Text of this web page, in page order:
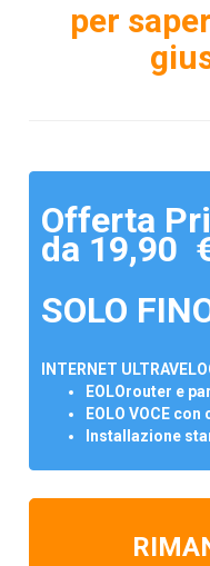
per
Offerta
da 19,90
SOLO
INTERNET
EOLOrouter e
EOLO VOCE
Installazione